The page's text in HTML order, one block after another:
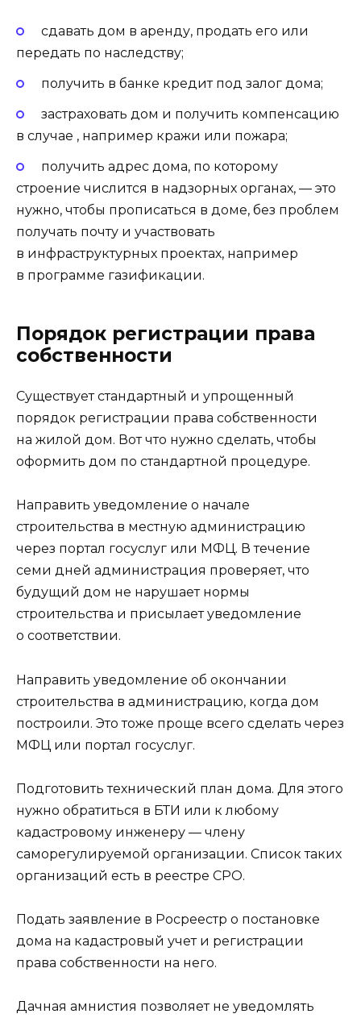
сдавать дом в аренду, продать его или
передать по наследству;
получить в банке кредит под залог дома;
застраховать дом и получить компенсацию
в случае , например кражи или пожара;
получить адрес дома, по которому
строение числится в надзорных органах, — это
нужно, чтобы прописаться в доме, без проблем
получать почту и участвовать
в инфраструктурных проектах, например
в программе газификации.
Порядок регистрации права
собственности
Существует стандартный и упрощенный
порядок регистрации права собственности
на жилой дом. Вот что нужно сделать, чтобы
оформить дом по стандартной процедуре.
Направить уведомление о начале
строительства в местную администрацию
через портал госуслуг или МФЦ. В течение
семи дней администрация проверяет, что
будущий дом не нарушает нормы
строительства и присылает уведомление
о соответствии.
Направить уведомление об окончании
строительства в администрацию, когда дом
построили. Это тоже проще всего сделать через
МФЦ или портал госуслуг.
Подготовить технический план дома. Для этого
нужно обратиться в БТИ или к любому
кадастровому инженеру — члену
саморегулируемой организации. Список таких
организаций есть в реестре СРО.
Подать заявление в Росреестр о постановке
дома на кадастровый учет и регистрации
права собственности на него.
Дачная амнистия позволяет не уведомлять